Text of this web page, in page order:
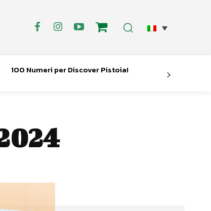
100 Numeri per Discover Pistoia!